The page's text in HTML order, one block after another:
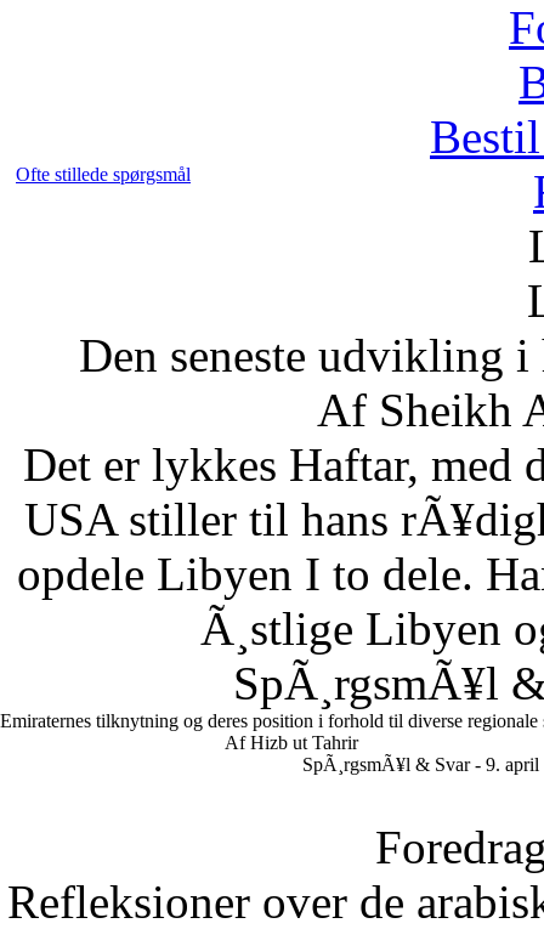
Ofte stillede spørgsmål
Den seneste udvikling
Af Sheikh
Det er lykkes Haftar, med
USA stiller til hans
opdele Libyen I to dele.
Ã¸stlige Libyen
SpÃ¸rgsmÃ¥l
Emiraternes tilknytning og deres position i forhold til diverse regionale
Af Hizb ut Tahrir
SpÃ¸rgsmÃ¥l & Svar - 9. april
Refleksioner over de